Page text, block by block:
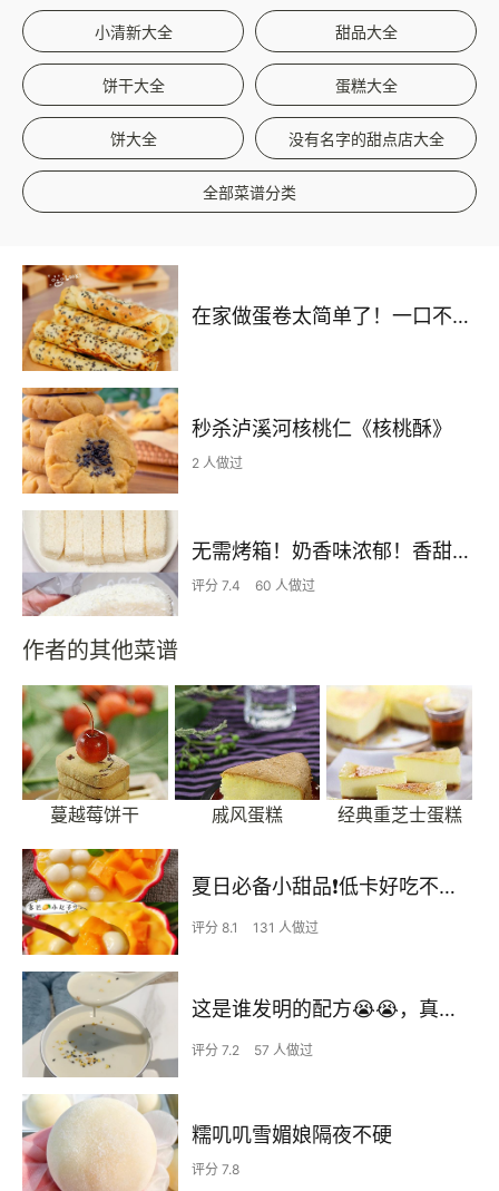
小清新大全 甜品大全
饼干大全 蛋糕大全
饼大全 没有名字的甜点店大全
全部菜谱分类
在家做蛋卷太简单了！一口不粘锅，香酥掉渣，学会再也不用买零食～
秒杀泸溪河核桃仁《核桃酥》
2 人做过
无需烤箱！奶香味浓郁！香甜嫩滑的椰蓉奶糕
评分 7.4 60 人做过
作者的其他菜谱
蔓越莓饼干 戚风蛋糕 经典重芝士蛋糕
夏日必备小甜品❗低卡好吃不胖的多芒小丸子
评分 8.1 131 人做过
这是谁发明的配方😭😭，真的太香了❗️❗️
评分 7.2 57 人做过
糯叽叽雪媚娘隔夜不硬
评分 7.8